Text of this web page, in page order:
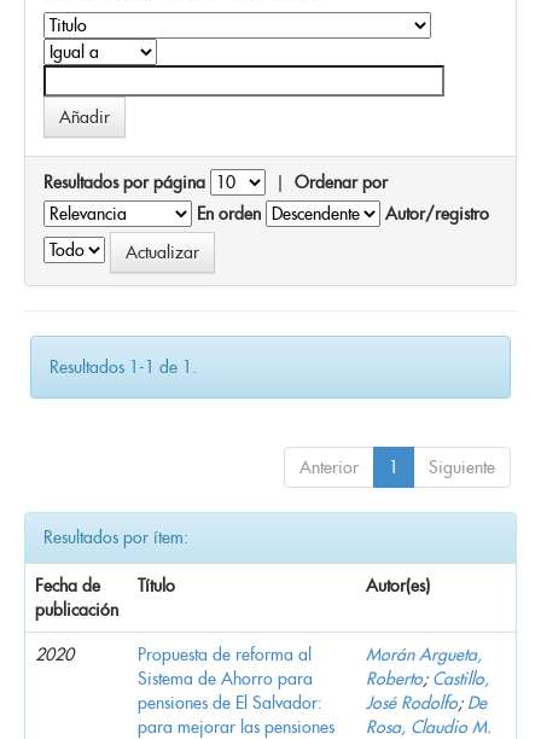
Resultados por página | Ordenar por
En orden
Autor/registro
Resultados 1-1 de 1.
Anterior 1 Siguiente
Resultados por ítem:
Fecha de
publicación
Título Autor(es)
2020
Propuesta de reforma al
Sistema de Ahorro para
pensiones de El Salvador:
para mejorar las pensiones
Morán Argueta,
Roberto; Castillo,
José Rodolfo; De
Rosa, Claudio M.